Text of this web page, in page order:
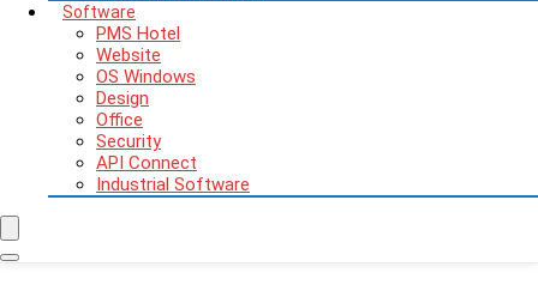
Software
PMS Hotel
Website
OS Windows
Design
Office
Security
API Connect
Industrial Software